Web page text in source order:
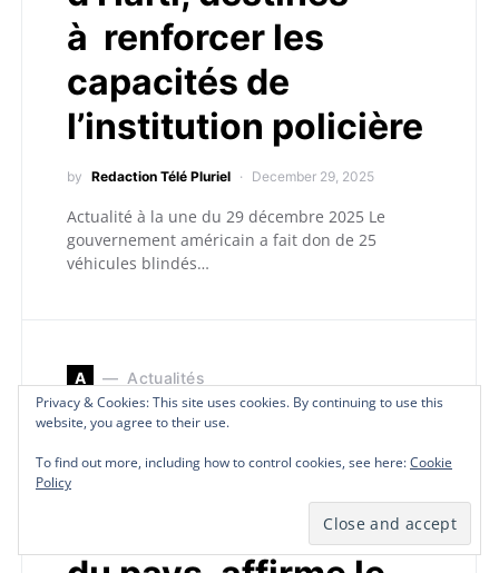
à renforcer les
capacités de
l’institution policière
by Redaction Télé Pluriel December 29, 2025
Actualité à la une du 29 décembre 2025 Le
gouvernement américain a fait don de 25
véhicules blindés…
A Actualités
Actualité à la une:
L’insécurité demeure
la principale priorité
Privacy & Cookies: This site uses cookies. By continuing to use this
website, you agree to their use.
To find out more, including how to control cookies, see here:Cookie
Policy
Privacy & Cookies: This site uses cookies. By continuing to use this
website, you agree to their use.
To find out more, including how to control cookies, see here:Cookie
Policy